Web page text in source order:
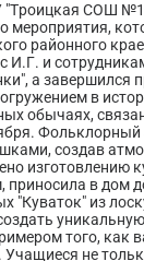
СОШ
мероприятия,
районного
И.Г. и
а завершился
в
обычаях,
создав
изготовлению
приносила в дом
"Куваток" из
того, как
не